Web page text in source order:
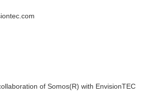
of Somos(R) with EnvisionTEC